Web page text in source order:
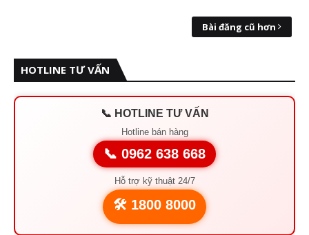
Bài đăng cũ hơn
HOTLINE TƯ VẤN
📞 HOTLINE TƯ VẤN
Hotline bán hàng
📞 0962 638 668
Hỗ trợ kỹ thuật 24/7
🛠️ 1800 8000